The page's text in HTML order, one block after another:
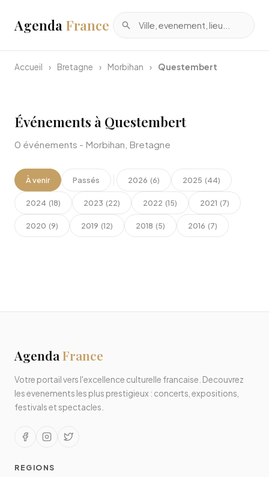
Agenda France
Accueil › Bretagne › Morbihan › Questembert
Événements à Questembert
0 événements - Morbihan, Bretagne
À venir Passés 2026 (6) 2025 (44)
2024 (18) 2023 (22) 2022 (15) 2021 (7)
2020 (9) 2019 (12) 2018 (5) 2016 (7)
Agenda France
Votre portail vers l'excellence culturelle francaise. Decouvrez
les evenements les plus prestigieux : concerts, expositions,
festivals et spectacles.
REGIONS